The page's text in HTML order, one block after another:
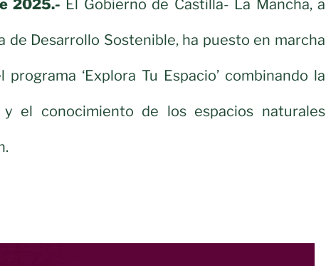
2025.- El Gobierno de Castilla- La Mancha, a
de Desarrollo Sostenible, ha puesto en marcha
‘Explora Tu Espacio’ combinando la
y el conocimiento de los espacios naturales